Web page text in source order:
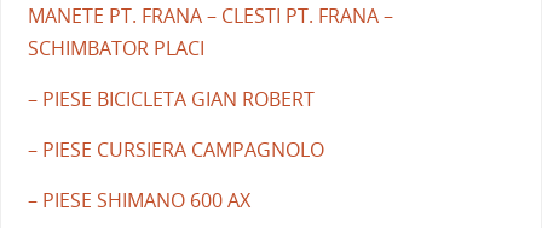
MANETE PT. FRANA – CLESTI PT. FRANA –
SCHIMBATOR PLACI
– PIESE BICICLETA GIAN ROBERT
– PIESE CURSIERA CAMPAGNOLO
– PIESE SHIMANO 600 AX